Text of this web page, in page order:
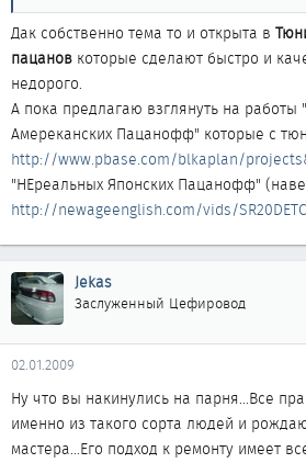
Дак собственно тема то и открыта в
пацанов которые сделают быстро и
недорого.
А пока предлагаю взглянуть на работы
Амереканских Пацанофф" которые с
http://www.pbase.com/blkaplan/
"НЕреальных Японских Пацанофф"
http://newageenglish.com/vids/
Jekas
Заслуженный Цефировод
02.01.2009
Ну что вы накинулись на парня...Все
именно из такого сорта людей и
мастера...Его подход к ремонту имеет